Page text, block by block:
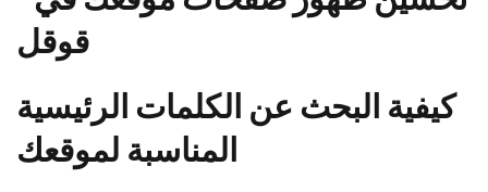
كيفية البحث عن الكلمات الرئيسية
المناسبة لموقعك